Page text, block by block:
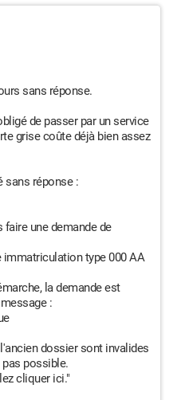
sans réponse.
de passer par un service
grise coûte déjà bien assez
sans réponse :
faire une demande de
immatriculation type 000 AA
la demande est
:
dossier sont invalides
possible.
cliquer ici."